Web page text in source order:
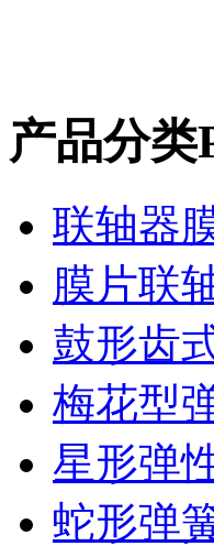
产品分类
联轴器
膜片联
鼓形齿
梅花型
星形弹
蛇形弹